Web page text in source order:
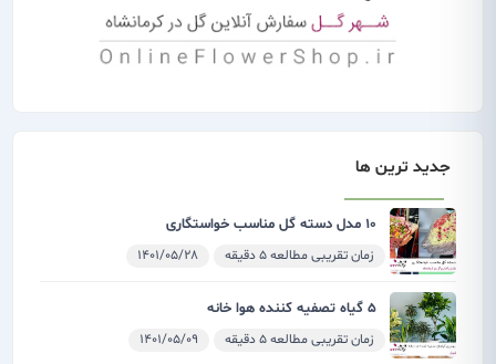
جدید ترین ها
10 مدل دسته گل مناسب خواستگاری
زمان تقریبی مطالعه 5 دقیقه 1401/05/28
5 گیاه تصفیه کننده هوا خانه
زمان تقریبی مطالعه 5 دقیقه 1401/05/09